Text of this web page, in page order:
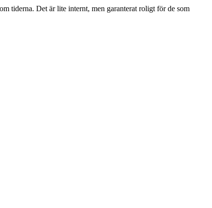
tiderna. Det är lite internt, men garanterat roligt för de som